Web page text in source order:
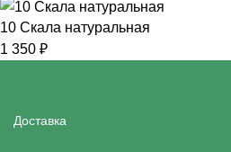
10 Скала натуральная
1 350 ₽
Доставка